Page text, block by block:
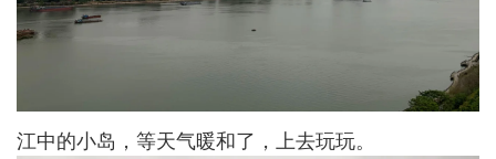
江中的小岛，等天气暖和了，上去玩玩。